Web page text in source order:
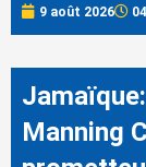
9 août 2026
Manning